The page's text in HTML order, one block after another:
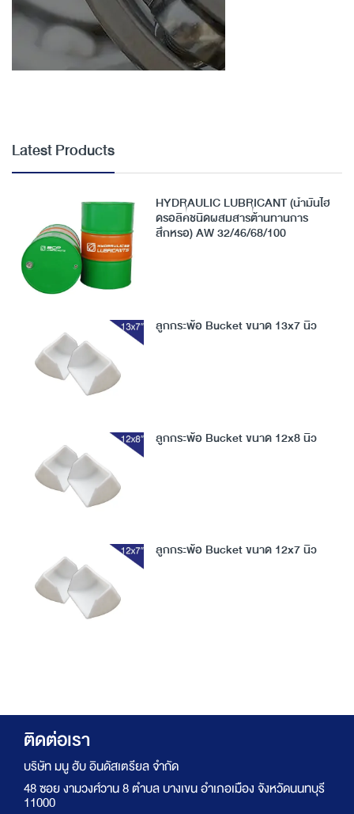
Latest Products
HYDRAULIC LUBRICANT (น้ำมันไฮ
ดรอลิคชนิดผสมสารต้านทานการ
สึกหรอ) AW 32/46/68/100
ลูกกระพ้อ Bucket ขนาด 13x7 นิ้ว
ลูกกระพ้อ Bucket ขนาด 12x8 นิ้ว
ลูกกระพ้อ Bucket ขนาด 12x7 นิ้ว
ติดต่อเรา
บริษัท มนู ฮับ อินดัสเตรียล จำกัด
48 ซอย งามวงศ์วาน 8 ตำบล บางเขน อำเภอเมือง จังหวัดนนทบุรี
11000